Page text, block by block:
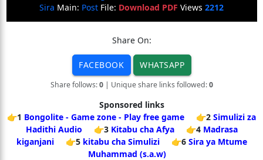
Sira Main: Post File: Download PDF Views 2212
Share On:
FACEBOOK WHATSAPP
Share follows:0| Unique share links followed:0
Sponsored links
👉1 Bongolite - Game zone - Play free game 👉2 Simulizi za
Hadithi Audio
👉3 Kitabu cha Afya 👉4 Madrasa
kiganjani
👉5 kitabu cha Simulizi 👉6 Sira ya Mtume
Muhammad (s.a.w)